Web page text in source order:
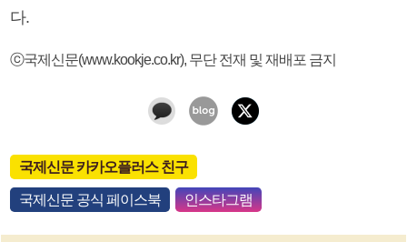
다.
ⓒ국제신문(www.kookje.co.kr), 무단 전재 및 재배포 금지
국제신문 카카오플러스 친구
국제신문 공식 페이스북 인스타그램